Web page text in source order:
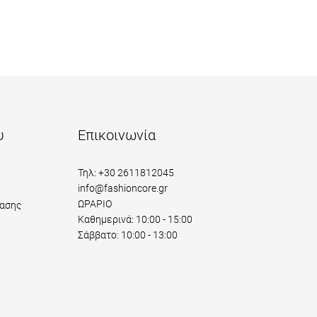
Επικοινωνία
Τηλ: +30 2611812045
info@fashioncore.gr
ΩΡΑΡΙΟ
Καθημερινά: 10:00 - 15:00
Σάββατο: 10:00 - 13:00